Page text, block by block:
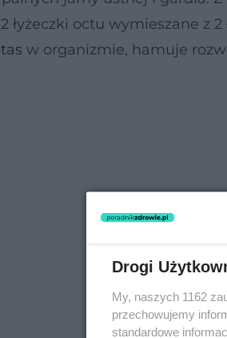
łyżeczki octu wymieszane z
w organizmie, hamuje
Drogi
My, naszych 1162
przechowujemy
standardowe